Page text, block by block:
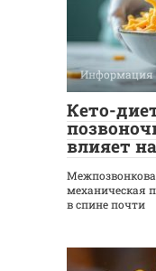
Информация
Кето-
влияет
механическая
в спине почти